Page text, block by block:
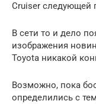
Cruiser следующей
В сети то и дело
изображения
Toyota никакой
Возможно, пока
определились с